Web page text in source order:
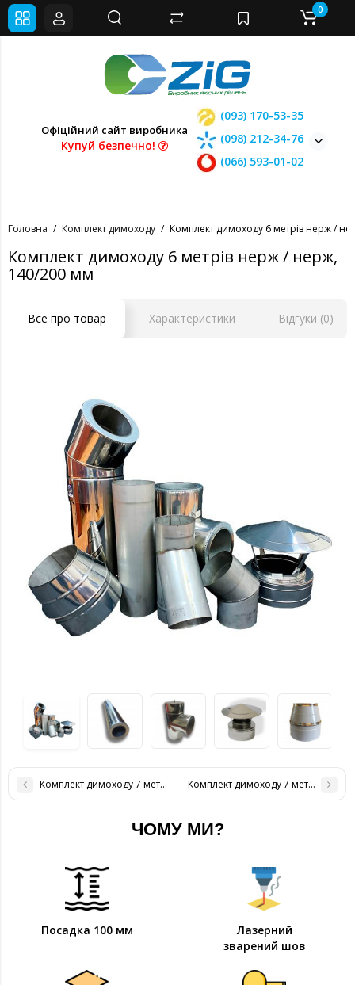
Офіційний сайт виробника
Купуй безпечно!
(093) 170-53-35
(098) 212-34-76
(066) 593-01-02
0
Головна Комплект димоходу Комплект димоходу 6 метрів нерж /
Комплект димоходу 6 метрів нерж / нерж,
140/200 мм
Все про товар Характеристики Відгуки (0)
Комплект димоходу 7 метрів нерж / нерж, 160/220 мм
Комплект димоходу 7 метрів
ЧОМУ МИ?
Посадка 100 мм
Лазерний
зварений шов